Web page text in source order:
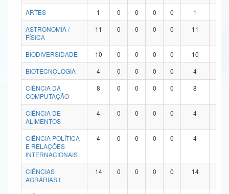
Secretaria de Governo
Advocacia-Geral da União
Banco Central do Brasil
ARTES 1 0 0 0 0 1
ASTRONOMIA /
FÍSICA
11 0 0 0 0 11
BIODIVERSIDADE 10 0 0 0 0 10
BIOTECNOLOGIA
4 0 0 0 0 4
CIÊNCIA DA
COMPUTAÇÃO
8 0 0 0 0 8
CIÊNCIA DE
ALIMENTOS
4 0 0 0 0 4
CIÊNCIA POLÍTICA
E RELAÇÕES
INTERNACIONAIS
4 0 0 0 0 4
CIÊNCIAS
AGRÁRIAS I
14 0 0 0 0 14